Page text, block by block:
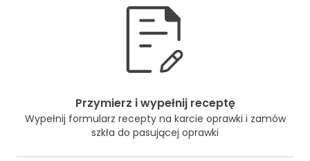
Przymierz i wypełnij receptę
Wypełnij formularz recepty na karcie oprawki i zamów
szkła do pasującej oprawki